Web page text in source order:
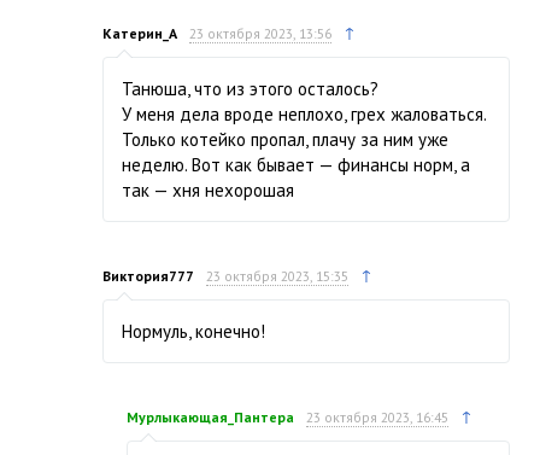
Катерин_А 23 октября 2023, 13:56 ↑
Танюша, что из этого осталось?
У меня дела вроде неплохо, грех жаловаться.
Только котейко пропал, плачу за ним уже
неделю. Вот как бывает — финансы норм, а
так — хня нехорошая
Виктория777 23 октября 2023, 15:35 ↑
Нормуль, конечно!
Мурлыкающая_Пантера 23 октября 2023, 16:45 ↑